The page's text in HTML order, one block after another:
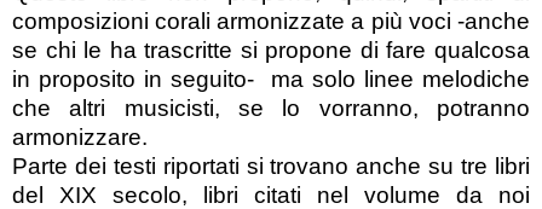
composizioni corali armonizzate a più voci -anche
se chi le ha trascritte si propone di fare qualcosa
in proposito in seguito-
ma solo linee melodiche
che altri musicisti, se lo vorranno, potranno
armonizzare.
Parte dei testi riportati si trovano anche su tre libri
del XIX secolo, libri citati nel volume da noi